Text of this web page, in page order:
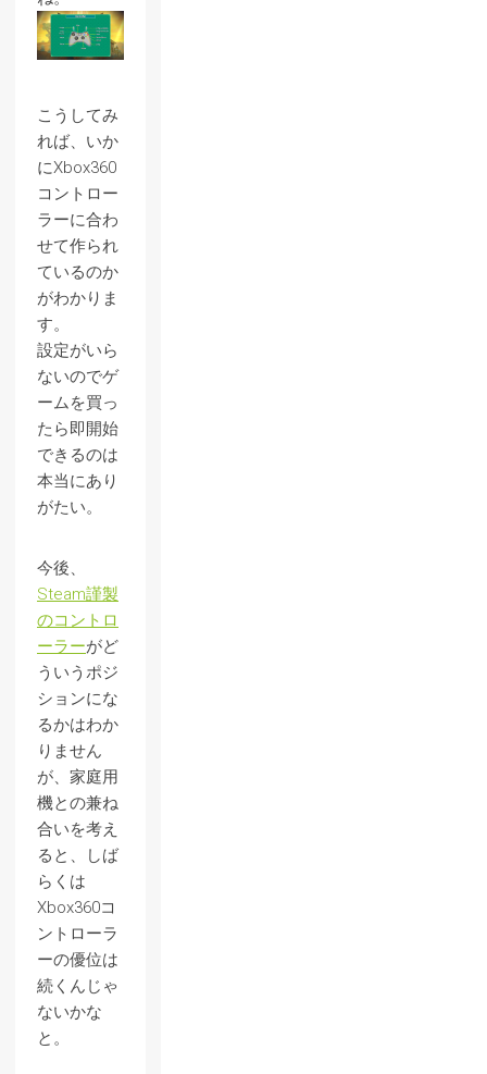
こうしてみ
れば、いか
にXbox360
コントロー
ラーに合わ
せて作られ
ているのか
がわかりま
す。
設定がいら
ないのでゲ
ームを買っ
たら即開始
できるのは
本当にあり
がたい。
今後、
Steam謹製
のコントロ
ーラーがど
ういうポジ
ションにな
るかはわか
りません
が、家庭用
機との兼ね
合いを考え
ると、しば
らくは
Xbox360コ
ントローラ
ーの優位は
続くんじゃ
ないかな
と。